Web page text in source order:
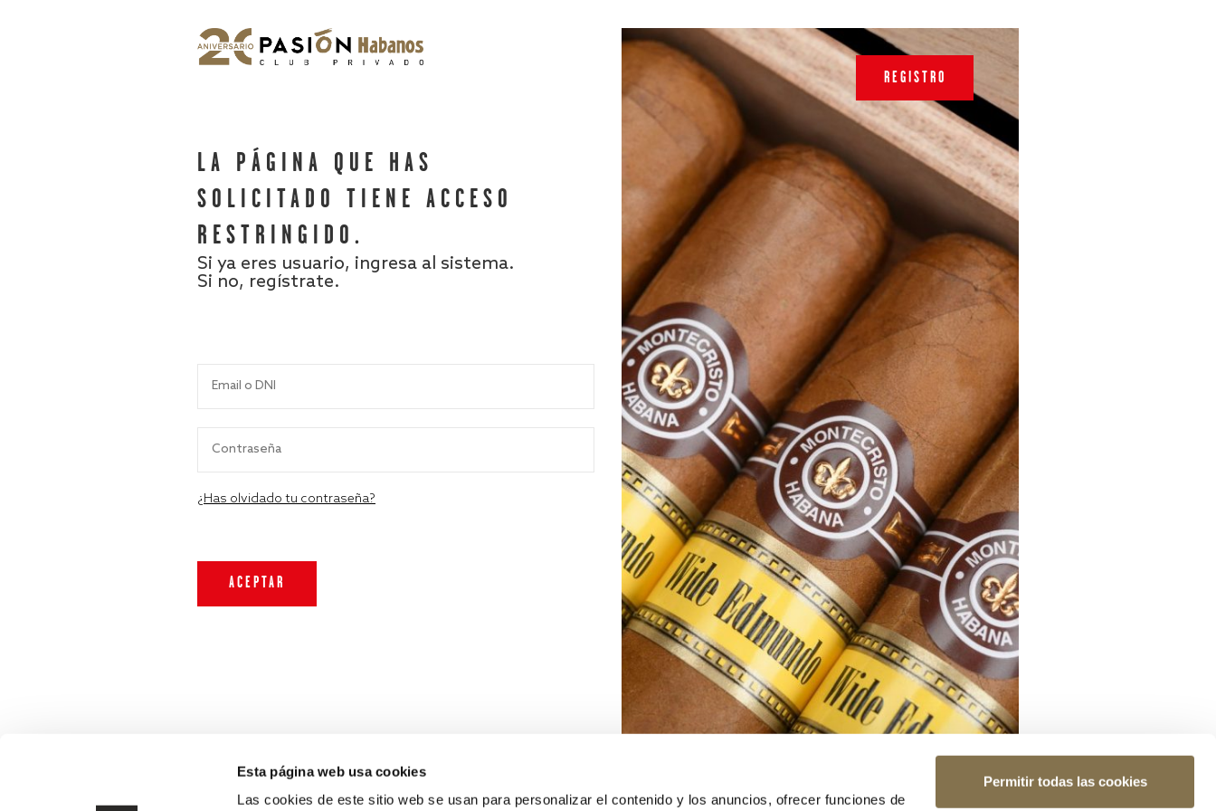
Esta página web usa cookies
Las cookies de este sitio web se usan para personalizar el contenido y los anuncios, ofrecer funciones de
Permitir todas las cookies
LA PÁGINA QUE HAS
SOLICITADO TIENE ACCESO
RESTRINGIDO.
Si ya eres usuario, ingresa al sistema.
Si no, regístrate.
¿Has olvidado tu contraseña?
REGISTRO